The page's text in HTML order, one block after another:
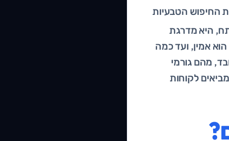
החיפוש הטבעיות
מילות מפתח, היא מדרגת
אמין, ועד כמה
מהם גורמי
לקוחות